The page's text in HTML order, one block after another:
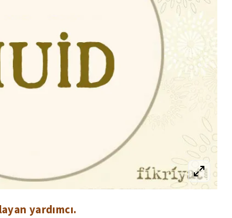
yardımcı.